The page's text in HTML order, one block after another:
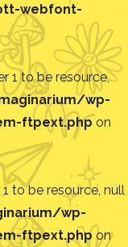
webfont-
1 to be resource,
wp-
ftpext.php on
to be resource, null
wp-
ftpext.php on